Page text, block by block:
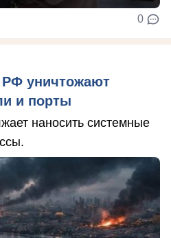
0
уничтожают
и порты
наносить системные